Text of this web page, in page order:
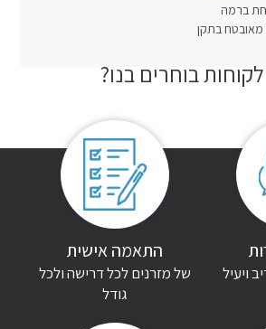
ברמה
מאובטח בתקן
שינה איתן”
החובה מסומנים
בוחרים בנו?
ויעיל
התאמה אישית
של מזרנים לכל דרישה ולכל
גודל